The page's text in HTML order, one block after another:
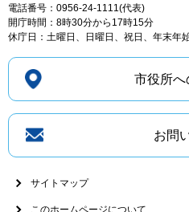
電話番号：0956-24-1111(代表)
開庁時間：8時30分から17時15分
休庁日：土曜日、日曜日、祝日、年末年
市役所へ
お問
サイトマップ
このホームページについて